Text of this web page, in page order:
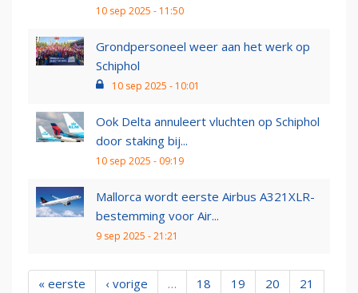
10 sep 2025 - 11:50
Grondpersoneel weer aan het werk op
Schiphol
10 sep 2025 - 10:01
Ook Delta annuleert vluchten op Schiphol
door staking bij...
10 sep 2025 - 09:19
Mallorca wordt eerste Airbus A321XLR-
bestemming voor Air...
9 sep 2025 - 21:21
« eerste ‹ vorige … 18 19 20
21